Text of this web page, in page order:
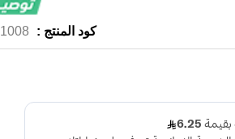
كود المنتج : 1008-SA001